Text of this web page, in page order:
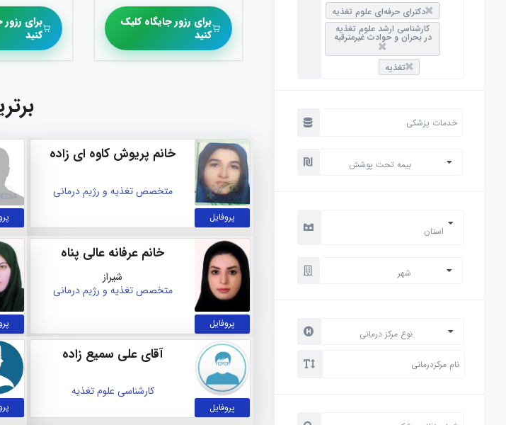
دکترای حرفه‌ای علوم تغذیه
کارشناسی ارشد علوم تغذیه
در بحران و حوادث غیرمترقبه
تغذیه
بیمه تحت پوشش
استان
شهر
نوع مرکز درمانی
برای رزور جایگاه کلیک
کنید
برای
کنید
پروفایل
خانم پریوش کاوه ای زاده
متخصص تغذیه و رژیم درمانی
پروفایل
خانم عرفانه عالی پناه
شیراز
متخصص تغذیه و رژیم درمانی
پروفایل
آقای علی سمیع زاده
کارشناسی علوم تغذیه